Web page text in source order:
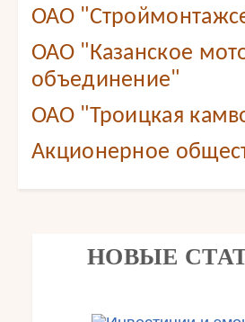
ОАО
ОАО "Казанское
объединение"
ОАО "Троицкая
Акционерное
НОВЫЕ